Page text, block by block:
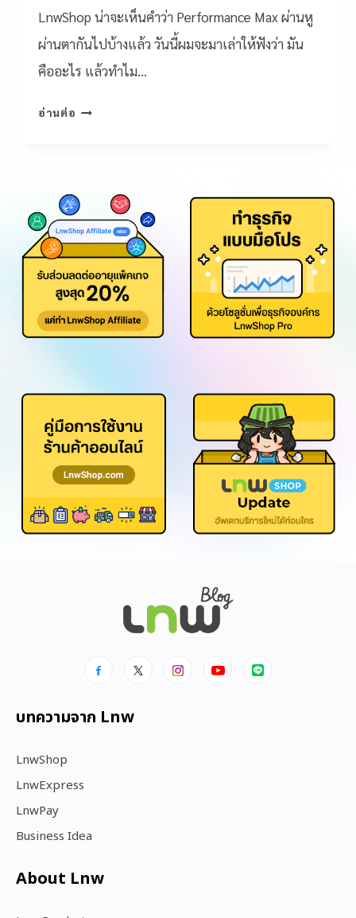
LnwShop น่าจะเห็นคำว่า Performance Max ผ่านหู
ผ่านตากันไปบ้างแล้ว วันนี้ผมจะมาเล่าให้ฟังว่า มัน
คืออะไร แล้วทำไม…
อ่านต่อ
บทความจาก Lnw
LnwShop
LnwExpress
LnwPay
Business Idea
About Lnw​